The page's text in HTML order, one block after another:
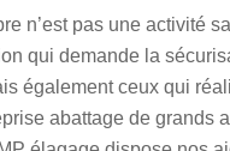
n’est pas une activité
qui demande la
également ceux qui
abattage de grands